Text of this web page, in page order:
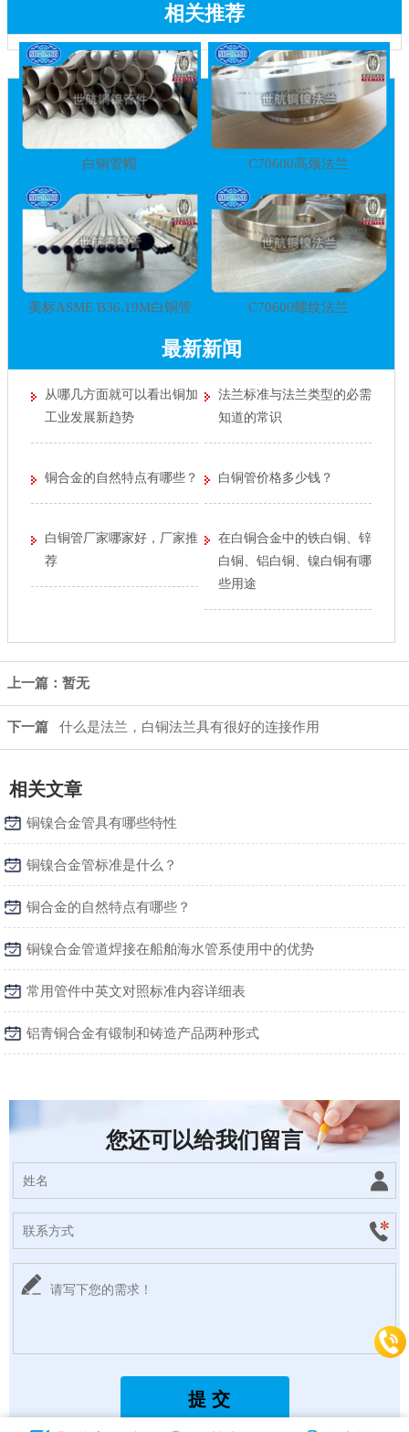
相关推荐
白铜管帽 C70600高颈法兰
美标ASME B36.19M白铜管 C70600螺纹法兰
最新新闻
从哪几方面就可以看出铜加
工业发展新趋势
法兰标准与法兰类型的必需
知道的常识
铜合金的自然特点有哪些？ 白铜管价格多少钱？
白铜管厂家哪家好，厂家推
荐
在白铜合金中的铁白铜、锌
白铜、铝白铜、镍白铜有哪
些用途
上一篇：暂无
下一篇 什么是法兰，白铜法兰具有很好的连接作用
相关文章
铜镍合金管具有哪些特性
铜镍合金管标准是什么？
铜合金的自然特点有哪些？
铜镍合金管道焊接在船舶海水管系使用中的优势
常用管件中英文对照标准内容详细表
铝青铜合金有锻制和铸造产品两种形式
您还可以给我们留言